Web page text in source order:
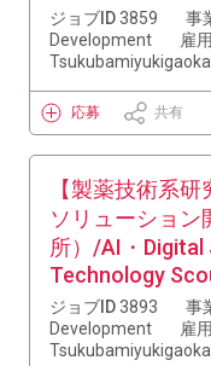
ジョブID3859 事
Development
雇
Tsukubamiyukigaoka
応募 共有
【製薬技術系
ソリューション
所）/AI・
Technology
ジョブID3893 事
Development
雇
Tsukubamiyukigaoka